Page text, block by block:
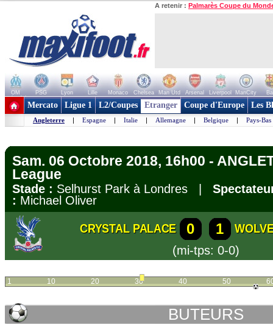
A retenir : Palmarès Coupe du
OM PSG Lyon Lille Monaco Chelsea Man Utd Arsenal Liverpool ManCity
+ de clubs
Mercato Ligue 1 L2/Coupes Etranger Coupe d'Europe Les
Angleterre | Espagne | Italie | Allemagne | Belgique | Pays-Bas
Sam. 06 Octobre 2018, 16h00 -
League
Stade : Selhurst Park à Londres |
: Michael Oliver
CRYSTAL PALACE 0 1
(mi-tps: 0-0)
1 10 20 30 40 50
BUTEURS